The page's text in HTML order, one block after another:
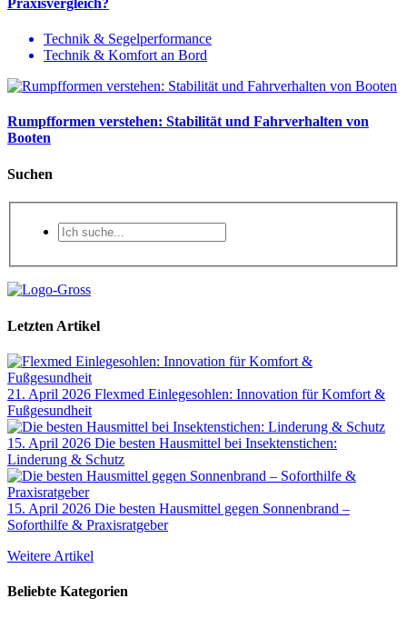
Technik & Segelperformance
Technik & Komfort an Bord
Rumpfformen verstehen: Stabilität und Fahrverhalten von
Booten
Suchen
Letzten Artikel
21. April 2026 Flexmed Einlegesohlen: Innovation für Komfort &
Fußgesundheit
15. April 2026 Die besten Hausmittel bei Insektenstichen:
Linderung & Schutz
15. April 2026 Die besten Hausmittel gegen Sonnenbrand –
Soforthilfe & Praxisratgeber
Weitere Artikel
Beliebte Kategorien